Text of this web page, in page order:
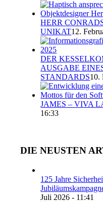
HERR
UNIKAT12.
DER
AUSGABE
STANDARDS10.
JAMES – VIVA
16:33
DIE NEUSTEN
125 Jahre
Juli 2026 - 11:41